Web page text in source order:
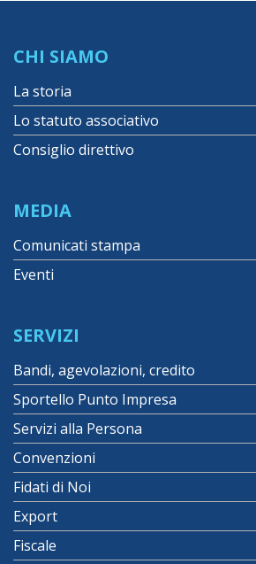
CHI SIAMO
La storia
Lo statuto associativo
Consiglio direttivo
MEDIA
Comunicati stampa
Eventi
SERVIZI
Bandi, agevolazioni, credito
Sportello Punto Impresa
Servizi alla Persona
Convenzioni
Fidati di Noi
Export
Fiscale